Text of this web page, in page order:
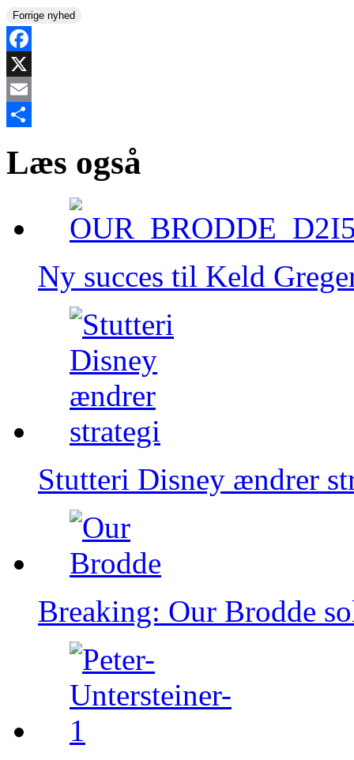
Forrige nyhed
Facebook
X
Email
Læs også
Ny succes til Keld
Stutteri Disney ændrer
Breaking: Our Brodde